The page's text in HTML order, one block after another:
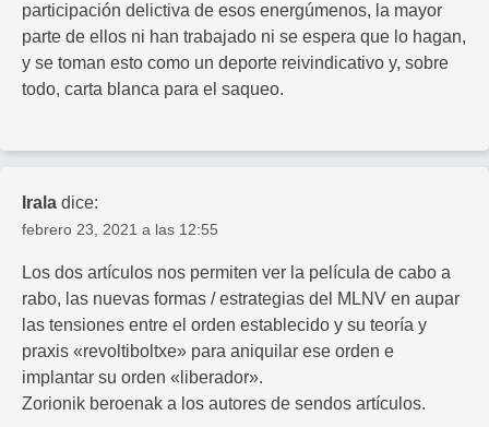
participación delictiva de esos energúmenos, la mayor
parte de ellos ni han trabajado ni se espera que lo hagan,
y se toman esto como un deporte reivindicativo y, sobre
todo, carta blanca para el saqueo.
Irala dice:
febrero 23, 2021 a las 12:55
Los dos artículos nos permiten ver la película de cabo a
rabo, las nuevas formas / estrategias del MLNV en aupar
las tensiones entre el orden establecido y su teoría y
praxis «revoltiboltxe» para aniquilar ese orden e
implantar su orden «liberador».
Zorionik beroenak a los autores de sendos artículos.